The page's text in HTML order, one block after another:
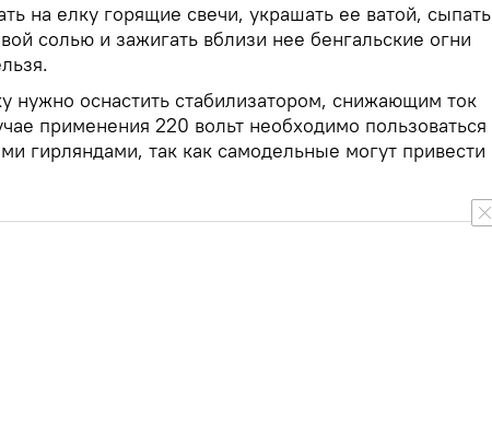
на елку горящие свечи, украшать ее ватой, сыпать
солью и зажигать вблизи нее бенгальские огни
нужно оснастить стабилизатором, снижающим ток
применения 220 вольт необходимо пользоваться
гирляндами, так как самодельные могут привести